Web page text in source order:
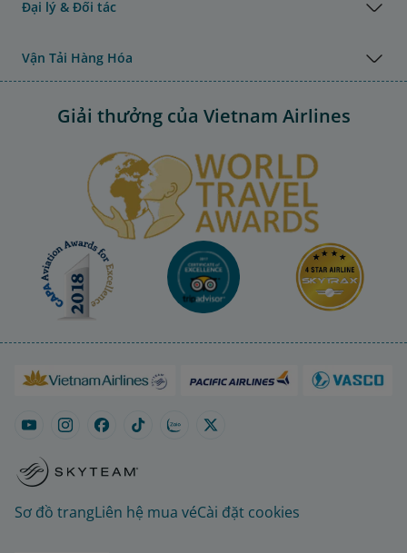
Đại lý & Đối tác
Vận Tải Hàng Hóa
Giải thưởng của Vietnam Airlines
Sơ đồ trangLiên hệ mua véCài đặt cookies